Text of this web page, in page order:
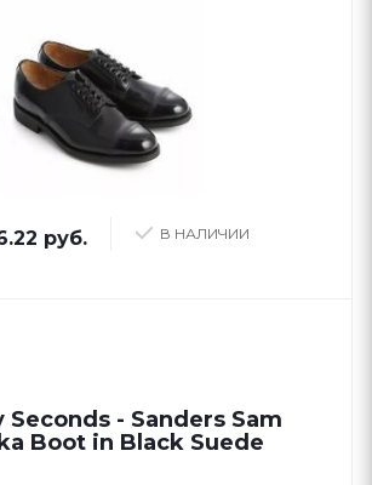
В НАЛИЧИИ
руб.
Seconds - Sanders Sam
Boot in Black Suede